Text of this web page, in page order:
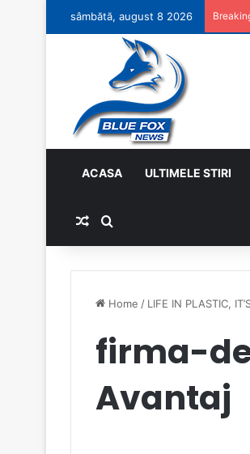
sâmbătă, august 8 2026
ACASA ULTIMELE STIRI
Random Article
Search for
Home / LIFE IN PLASTIC,
firma-
Avantaj